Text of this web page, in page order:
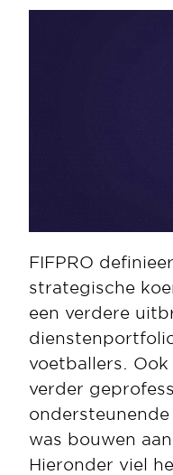
FIFPRO
strategische
een verdere
voetballers.
verder
was bouwen
Hieronder viel